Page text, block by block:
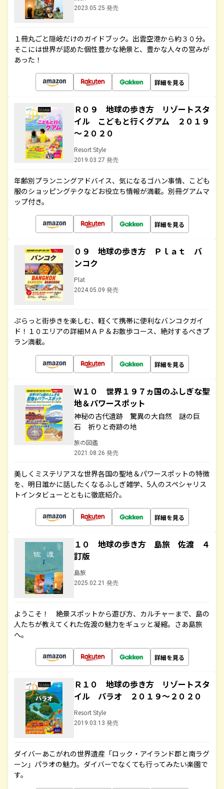
2023.05.25 発売
１冊丸ごと隠岐だけのガイドブック。出雲空港から約３０分。
そこには世界が認めた個性豊かな絶景と、豊かな人々の営みが
あった！
詳細を見る
Ｒ０９ 地球の歩き方 リゾートスタ
イル こどもと行くグアム ２０１９
～２０２０
Resort Style
2019.03.27 発売
年齢別プランニングアドバイス、気になるゴハン事情、こども
服のショッピングテクなどお役立ち情報が満載。別冊グアムマ
ップ付き。
詳細を見る
０９ 地球の歩き方 Ｐｌａｔ バ
ンコク
Plat
2024.05.09 発売
ぷらっと街歩きを楽しむ、軽くて携帯に便利なバンコクガイ
ド！１０エリアの詳細ＭＡＰ＆お散歩コース、絶対するべきプ
ラン満載。
詳細を見る
Ｗ１０ 世界１９７ヵ国のふしぎな聖
地＆パワースポット
神秘の古代遺跡 驚異の大自然 謎の巨
石 祈りと奇跡の地
旅の図鑑
2021.08.26 発売
美しくミステリアスな世界各国の聖地＆パワースポットの特徴
を、明日誰かに話したくなるふしぎ雑学、5人のスペシャリス
トインタビューとともに徹底紹介。
詳細を見る
１０ 地球の歩き方 島旅 佐渡 ４
訂版
島旅
2025.02.21 発売
ようこそ！ 絶景スポットから遊び方、カルチャーまで、島の
人たちが教えてくれた佐渡の魅力をギュッと凝縮。さあ島旅
へ。
詳細を見る
Ｒ１０ 地球の歩き方 リゾートスタ
イル パラオ ２０１９～２０２０
Resort Style
2019.03.13 発売
ダイバーあこがれの世界遺産「ロック・アイランド郡と南ラグ
ーン」パラオの魅力。ダイバーでなくても行ってみたい楽園で
す。